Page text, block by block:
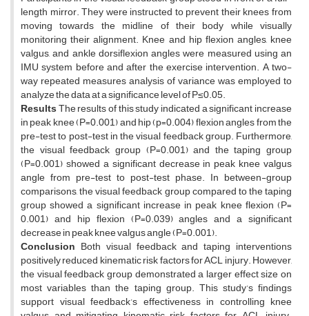
length mirror. They were instructed to prevent their knees from
moving towards the midline of their body while visually
monitoring their alignment. Knee and hip flexion angles, knee
valgus, and ankle dorsiflexion angles were measured using an
IMU system before and after the exercise intervention. A two-
way repeated measures analysis of variance was employed to
analyze the data at a significance level of P≤0.05.
ResultsThe results of this study indicated a significant increase
in peak knee (P=0.001) and hip (p=0.004) flexion angles from the
pre-test to post-test in the visual feedback group. Furthermore,
the visual feedback group (P=0.001) and the taping group
(P=0.001) showed a significant decrease in peak knee valgus
angle from pre-test to post-test phase. In between-group
comparisons, the visual feedback group compared to the taping
group showed a significant increase in peak knee flexion (P=
0.001) and hip flexion (P=0.039) angles and a significant
decrease in peak knee valgus angle (P=0.001).
Conclusion Both visual feedback and taping interventions
positively reduced kinematic risk factors for ACL injury. However,
the visual feedback group demonstrated a larger effect size on
most variables than the taping group. This study’s findings
support visual feedback’s effectiveness in controlling knee